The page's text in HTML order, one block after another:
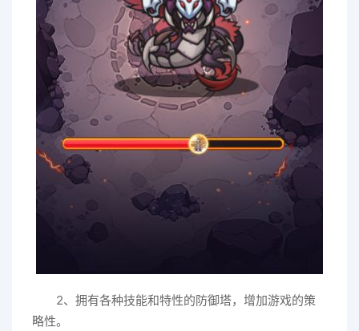
2、拥有各种技能和特性的防御塔，增加游戏的策
略性。